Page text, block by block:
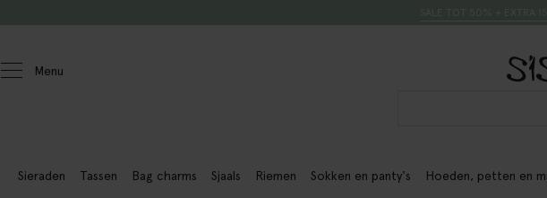
Menu
Sieraden Tassen Bag charms Sjaals Riemen Sokken en panty's Hoeden, petten en